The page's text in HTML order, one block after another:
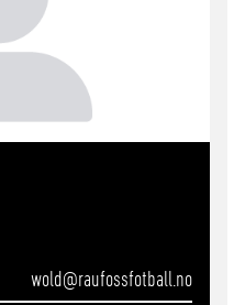
wold@raufossfotball.no